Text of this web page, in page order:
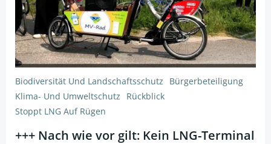
Biodiversität Und Landschaftsschutz
Bürgerbeteiligung
Klima- Und Umweltschutz
Rückblick
Stoppt LNG Auf Rügen
+++ Nach wie vor gilt: Kein LNG-Terminal